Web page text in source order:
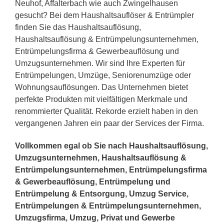
Neuhof, Affalterbach wie auch Zwingelhausen
gesucht? Bei dem Haushaltsauflöser & Entrümpler
finden Sie das Haushaltsauflösung,
Haushaltsauflösung & Entrümpelungsunternehmen,
Entrümpelungsfirma & Gewerbeauflösung und
Umzugsunternehmen. Wir sind Ihre Experten für
Entrümpelungen, Umzüge, Seniorenumzüge oder
Wohnungsauflösungen. Das Unternehmen bietet
perfekte Produkten mit vielfältigen Merkmale und
renommierter Qualität. Rekorde erzielt haben in den
vergangenen Jahren ein paar der Services der Firma.
Vollkommen egal ob Sie nach Haushaltsauflösung,
Umzugsunternehmen, Haushaltsauflösung &
Entrümpelungsunternehmen, Entrümpelungsfirma
& Gewerbeauflösung, Entrümpelung und
Entrümpelung & Entsorgung, Umzug Service,
Entrümpelungen & Entrümpelungsunternehmen,
Umzugsfirma, Umzug, Privat und Gewerbe